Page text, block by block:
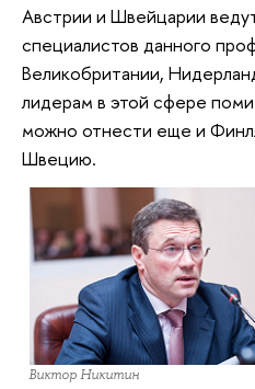
Австрии и Швейцарии
специалистов данного
Великобритании,
лидерам в этой сфере
можно отнести еще и
Швецию.
Виктор Никитин